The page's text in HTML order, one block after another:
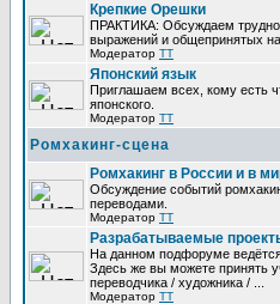
Крепкие Орешки
ПРАКТИКА: Обсуждаем
выражений и общепринятых
Модератор TT
Японский язык
Приглашаем всех, кому есть
японского.
Модератор TT
Ромхакинг-сцена
Ромхакинг в России и в
Обсуждение событий
переводами.
Модератор TT
Разрабатываемые
На данном подфоруме
Здесь же вы можете принять
переводчика / художника / ...
Модератор TT